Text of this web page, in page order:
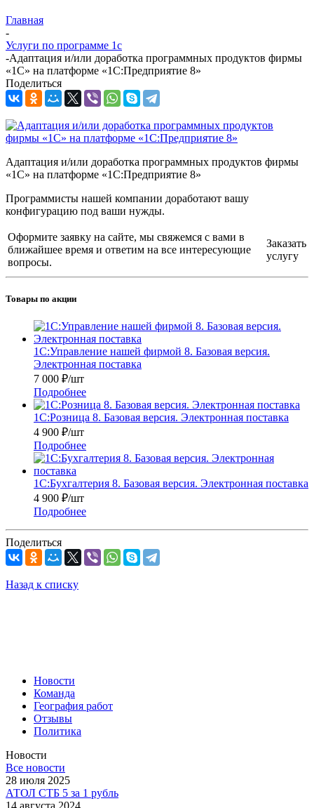
Главная
-
Услуги по программе 1с
-Адаптация и/или доработка программных продуктов фирмы
«1С» на платформе «1С:Предприятие 8»
Поделиться
Адаптация и/или доработка программных продуктов фирмы
«1С» на платформе «1С:Предприятие 8»
Программисты нашей компании доработают вашу
конфигурацию под ваши нужды.
Оформите заявку на сайте, мы свяжемся с вами в
ближайшее время и ответим на все интересующие
вопросы.
Заказать
услугу
Товары по акции
1С:Управление нашей фирмой 8. Базовая версия.
Электронная поставка
7 000 ₽/шт
Подробнее
1С:Розница 8. Базовая версия. Электронная поставка
4 900 ₽/шт
Подробнее
1С:Бухгалтерия 8. Базовая версия. Электронная поставка
4 900 ₽/шт
Подробнее
Поделиться
Назад к списку
Новости
Команда
География работ
Отзывы
Политика
Новости
Все новости
28 июля 2025
АТОЛ СТБ 5 за 1 рубль